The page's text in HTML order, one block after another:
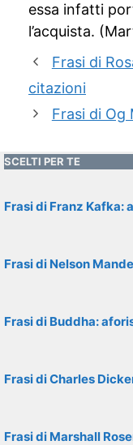
essa infatti
l’acquista.
Frasi di
citazioni
Frasi di Og
SCELTI PER TE
Frasi di Franz Kafka:
Frasi di Nelson
Frasi di Buddha:
Frasi di Charles
Frasi di Marshall